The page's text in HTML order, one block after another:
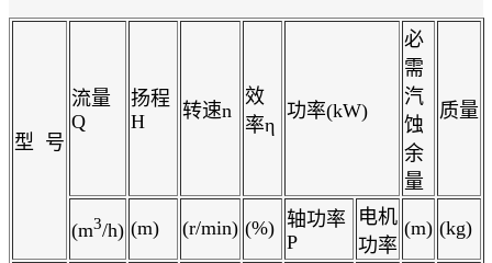
型 号
流量
Q
扬程
H
转速n
效
率η
功率(kW)
必
需
汽
蚀
余
量
质量
(m3/h) (m) (r/min) (%) 轴功率
P
电机
功率
(m) (kg)